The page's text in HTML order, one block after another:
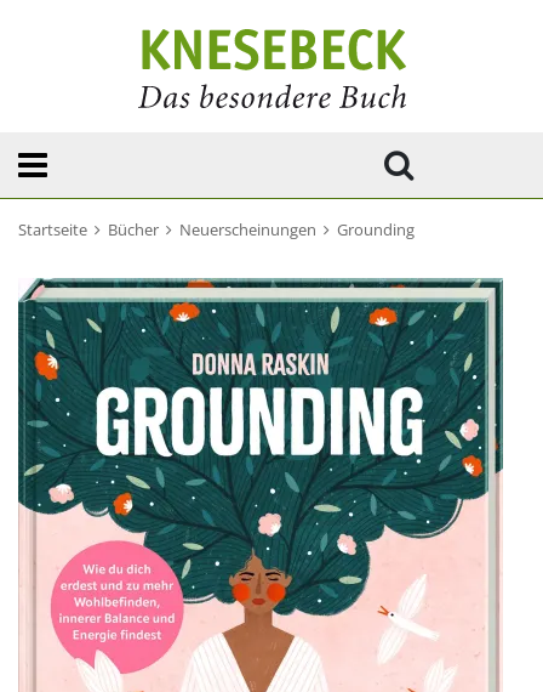
Startseite Bücher Neuerscheinungen Grounding